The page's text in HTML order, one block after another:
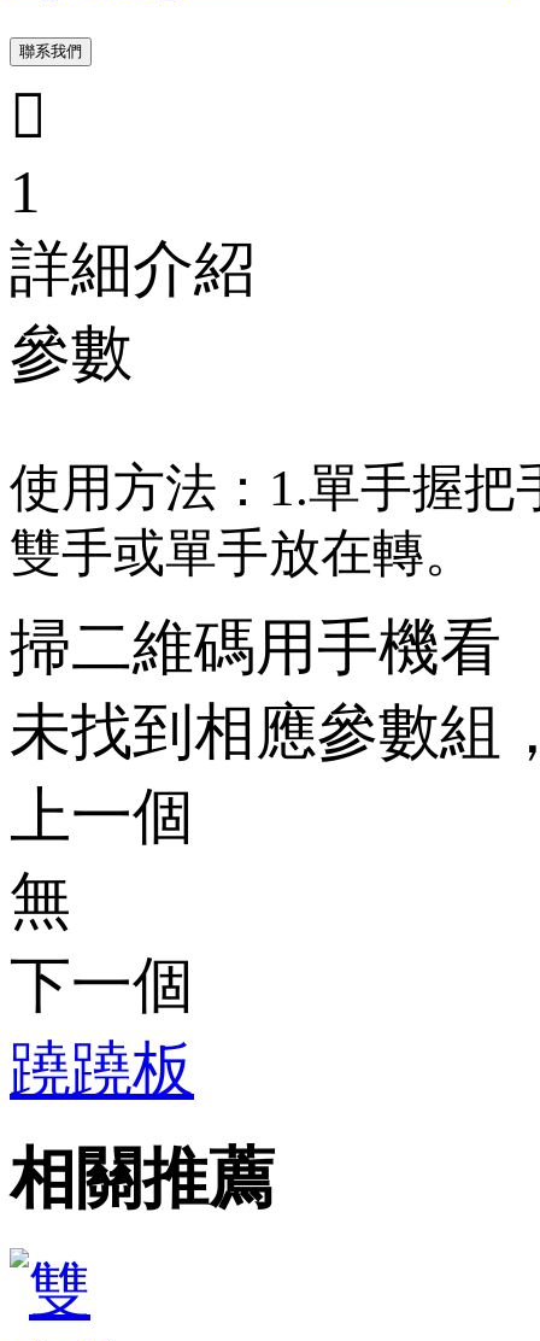
聯系我們

1
詳細介紹
參數
使用方法： 1.單手握把
雙手或單手放在轉。
掃二維碼用手機看
未找到相應參數組
上一個
無
下一個
蹺蹺板
相關推薦